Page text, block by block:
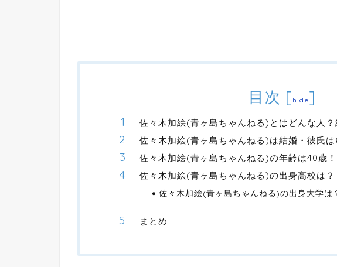
目次 [ hide]
佐々木加絵(青ヶ島ちゃんねる)とはどんな人？
佐々木加絵(青ヶ島ちゃんねる)は結婚・彼氏は
佐々木加絵(青ヶ島ちゃんねる)の年齢は40歳！
佐々木加絵(青ヶ島ちゃんねる)の出身高校は？
佐々木加絵(青ヶ島ちゃんねる)の出身大学は
まとめ